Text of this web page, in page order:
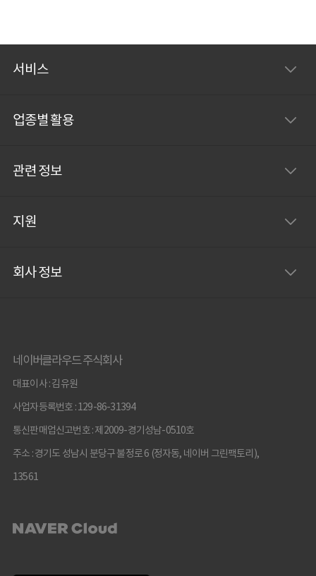
서비스
업종별 활용
관련 정보
지원
회사 정보
네이버클라우드 주식회사
대표이사 : 김유원
사업자등록번호 : 129-86-31394
통신판매업신고번호 : 제2009-경기성남-0510호
주소 : 경기도 성남시 분당구 불정로 6 (정자동, 네이버 그린팩토리),
13561